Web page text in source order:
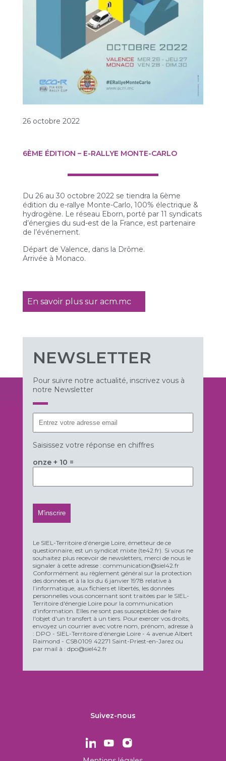
26 octobre 2022
6ÈME ÉDITION – E-RALLYE MONTE-CARLO
Du 26 au 30 octobre 2022 se tiendra la 6ème
édition du e-rallye Monte-Carlo, 100% électrique &
hydrogène. Le réseau Eborn, porté par 11 syndicats
d’énergies du sud-est de la France, est partenaire
de l’événement.
Départ de Valence, dans la Drôme.
Arrivée à Monaco.
En savoir plus sur acm.mc
NEWSLETTER
Pour suivre notre actualité, inscrivez vous à
notre Newsletter
Saisissez votre réponse en chiffres
onze + 10 =
Le SIEL-Territoire d’énergie Loire, émetteur de ce
questionnaire, est un syndicat mixte (te42.fr). Si vous ne
souhaitez plus recevoir de newsletters, merci de nous le
signaler à cette adresse : communication@siel42.fr
Conformément au règlement général sur la protection
des données et à la loi du 6 janvier 1978 relative à
l’informatique, aux fichiers et libertés, les données
personnelles vous concernant sont traitées par le SIEL-
Territoire d'énergie Loire pour la communication
d'information. Elles ne sont pas susceptibles de faire
l'objet d'un transfert à un tiers. Pour exercer vos droits,
envoyez un courrier avec votre nom, prénom, adresse à
: DPO - SIEL-Territoire d’énergie Loire - 4 avenue Albert
Raimond - CS80109 42271 Saint-Priest-en-Jarez ou
par mail à : dpo@siel42.fr
Suivez-nous